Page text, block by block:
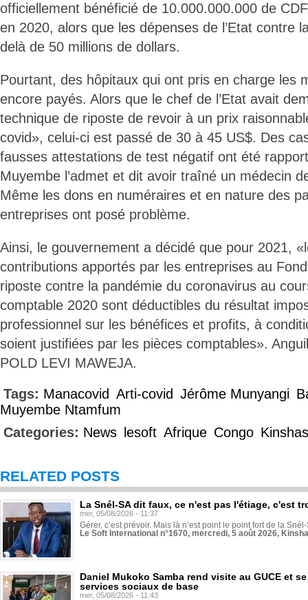
officiellement bénéficié de 10.000.000.000 de
en 2020, alors que les dépenses de l’Etat contre
delà de 50 millions de dollars.
Pourtant, des hôpitaux qui ont pris en charge les
encore payés. Alors que le chef de l’Etat avait
technique de riposte de revoir à un prix
covid», celui-ci est passé de 30 à 45 US$. Des
fausses attestations de test négatif ont été
Muyembe l’admet et dit avoir traîné un médecin
Même les dons en numéraires et en nature des
entreprises ont posé problème.
Ainsi, le gouvernement a décidé que pour 2021,
contributions apportés par les entreprises au
riposte contre la pandémie du coronavirus au
comptable 2020 sont déductibles du résultat
professionnel sur les bénéfices et profits, à
soient justifiées par les pièces comptables».
POLD LEVI MAWEJA.
Tags: Manacovid Arti-covid Jérôme Munyangi
Muyembe Ntamfum
Categories: News lesoft Afrique Congo
RELATED POSTS
La Snél-SA dit faux, ce n'est pas l'étiage, c'est
mer, 05/08/2026 - 11:37
Gérer, c’est prévoir. Mais là n’est point le point fort de la
Le Soft International n°1670, mercredi, 5 août 2026,
Daniel Mukoko Samba rend visite au GUCE et
services sociaux de base
mer, 05/08/2026 - 11:43